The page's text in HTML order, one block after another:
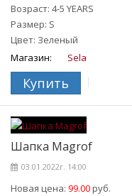
Возраст: 4-5 YEARS
Размер: S
Цвет: Зеленый
Магазин:
Sela
Купить
Шапка Magrof
03.01.2022г. 14:00
Новая цена: 99.00руб.